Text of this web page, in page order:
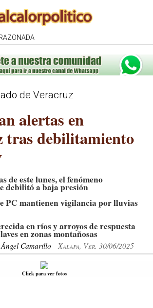
de Veracruz
alertas en
tras debilitamiento
de este lunes, el fenómeno
debilitó a baja presión
PC mantienen vigilancia por lluvias
en ríos y arroyos de respuesta
en zonas montañosas
Camarillo Xalapa, Ver. 30/06/2025
Click para ver fotos